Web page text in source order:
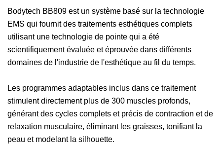
Bodytech BB809 est un système basé sur la technologie
EMS qui fournit des traitements esthétiques complets
utilisant une technologie de pointe qui a été
scientifiquement évaluée et éprouvée dans différents
domaines de l'industrie de l'esthétique au fil du temps.
Les programmes adaptables inclus dans ce traitement
stimulent directement plus de 300 muscles profonds,
générant des cycles complets et précis de contraction et de
relaxation musculaire, éliminant les graisses, tonifiant la
peau et modelant la silhouette.